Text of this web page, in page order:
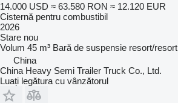
14.000 USD ≈ 63.580 RON ≈ 12.120 EUR
Cisternă pentru combustibil
2026
Stare nou
Volum 45 m³ Bară de suspensie resort/resort
China
China Heavy Semi Trailer Truck Co., Ltd.
Luați legătura cu vânzătorul